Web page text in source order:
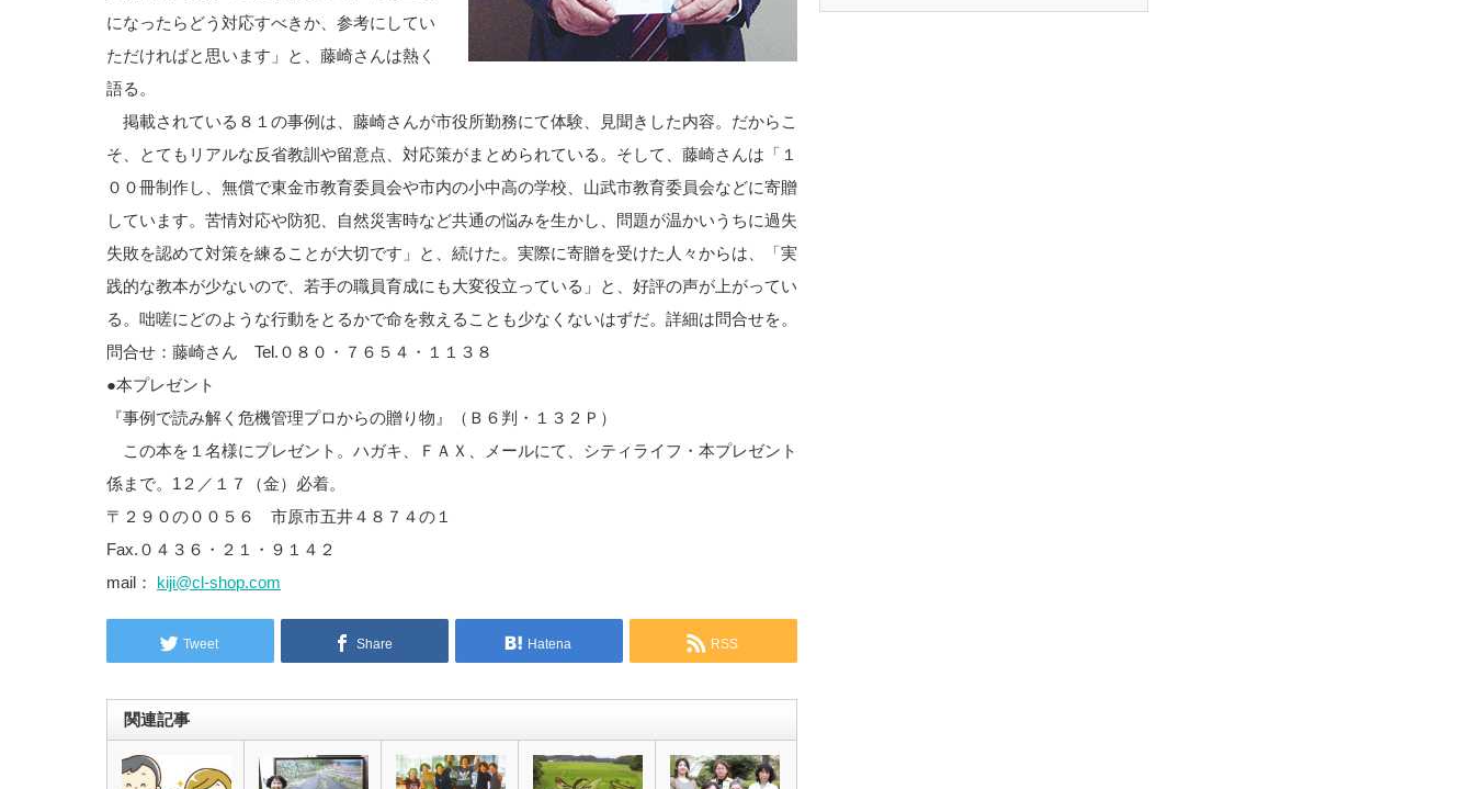
になったらどう対応すべきか、参考にしてい
ただければと思います」と、藤崎さんは熱く
語る。
掲載されている８１の事例は、藤崎さんが市役所勤務にて体験、見聞きした内容。だからこ
そ、とてもリアルな反省教訓や留意点、対応策がまとめられている。そして、藤崎さんは「１
００冊制作し、無償で東金市教育委員会や市内の小中高の学校、山武市教育委員会などに寄贈
しています。苦情対応や防犯、自然災害時など共通の悩みを生かし、問題が温かいうちに過失
失敗を認めて対策を練ることが大切です」と、続けた。実際に寄贈を受けた人々からは、「実
践的な教本が少ないので、若手の職員育成にも大変役立っている」と、好評の声が上がってい
る。咄嗟にどのような行動をとるかで命を救えることも少なくないはずだ。詳細は問合せを。
問合せ：藤崎さん Tel.０８０・７６５４・１１３８
●本プレゼント
『事例で読み解く危機管理プロからの贈り物』（Ｂ６判・１３２Ｐ）
この本を１名様にプレゼント。ハガキ、ＦＡＸ、メールにて、シティライフ・本プレゼント
係まで。1２／１７（金）必着。
〒２９０の００５６ 市原市五井４８７４の１
Fax.０４３６・２１・９１４２
mail： kiji@cl-shop.com
Tweet Share Hatena RSS
関連記事